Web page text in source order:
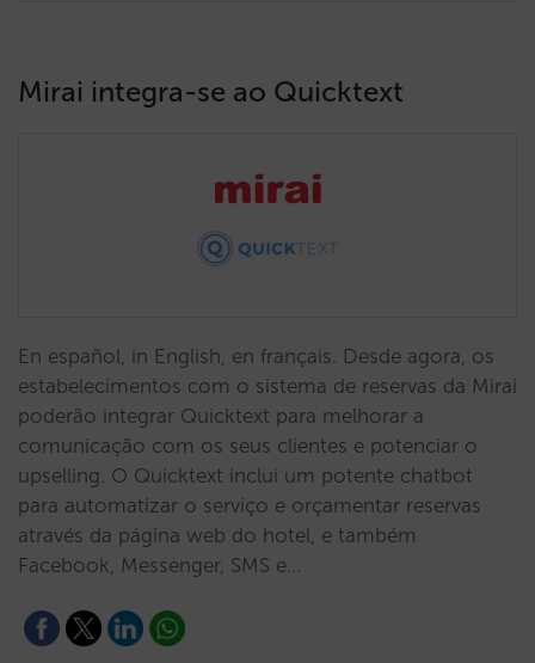
Mirai integra-se ao Quicktext
En español, in English, en français. Desde agora, os
estabelecimentos com o sistema de reservas da Mirai
poderão integrar Quicktext para melhorar a
comunicação com os seus clientes e potenciar o
upselling. O Quicktext inclui um potente chatbot
para automatizar o serviço e orçamentar reservas
através da página web do hotel, e também
Facebook, Messenger, SMS e…